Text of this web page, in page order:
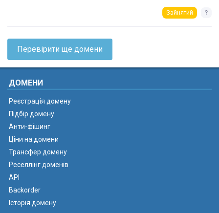
Зайнятий ?
Перевірити ще домени
ДОМЕНИ
Реєстрація домену
Підбір домену
Анти-фішинг
Ціни на домени
Трансфер домену
Реселлінг доменів
API
Backorder
Історія домену